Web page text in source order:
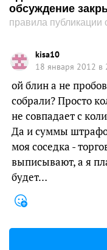
обсуждение
правила публикации
kisa10
18 января 2012 в
ой блин а не
собрали? Просто
не совпадает с
Да и суммы
моя соседка -
выписывают, а я
будет…